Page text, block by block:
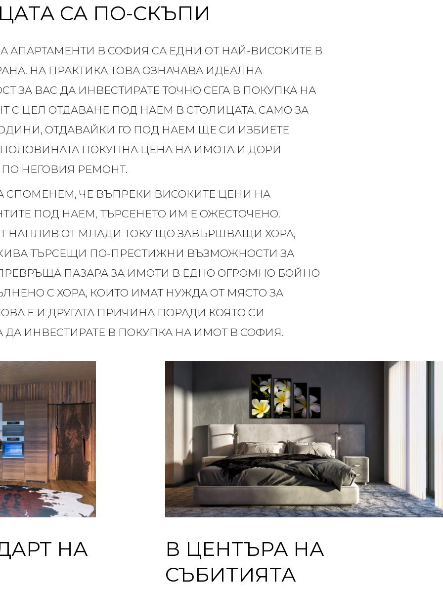
СА ПО-СКЪПИ
АПАРТАМЕНТИ В СОФИЯ СА ЕДНИ ОТ НАЙ-ВИСОКИТЕ В
НА ПРАКТИКА ТОВА ОЗНАЧАВА ИДЕАЛНА
ЗА ВАС ДА ИНВЕСТИРАТЕ ТОЧНО СЕГА В ПОКУПКА НА
С ЦЕЛ ОТДАВАНЕ ПОД НАЕМ В СТОЛИЦАТА. САМО ЗА
ОТДАВАЙКИ ГО ПОД НАЕМ ЩЕ СИ ИЗБИЕТЕ
ПОКУПНА ЦЕНА НА ИМОТА И ДОРИ
ПО НЕГОВИЯ РЕМОНТ.
СПОМЕНЕМ, ЧЕ ВЪПРЕКИ ВИСОКИТЕ ЦЕНИ НА
ПОД НАЕМ, ТЪРСЕНЕТО ИМ Е ОЖЕСТОЧЕНО.
НАПЛИВ ОТ МЛАДИ ТОКУ ЩО ЗАВЪРШВАЩИ ХОРА,
ТЪРСЕЩИ ПО-ПРЕСТИЖНИ ВЪЗМОЖНОСТИ ЗА
ПАЗАРА ЗА ИМОТИ В ЕДНО ОГРОМНО БОЙНО
С ХОРА, КОИТО ИМАТ НУЖДА ОТ МЯСТО ЗА
Е И ДРУГАТА ПРИЧИНА ПОРАДИ КОЯТО СИ
ДА ИНВЕСТИРАТЕ В ПОКУПКА НА ИМОТ В СОФИЯ.
НА
В ЦЕНТЪРА НА
СЪБИТИЯТА